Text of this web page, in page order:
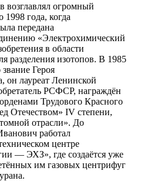
возглавлял огромный
1998 года, когда
передана
«Электрохимический
в области
разделения изотопов. В 1985
Героя
он лауреат Ленинской
РСФСР, награждён
Трудового Красного
Отечеством» IV степени,
отрасли». До
работал
центре
— ЭХЗ», где создаётся уже
им газовых центрифуг